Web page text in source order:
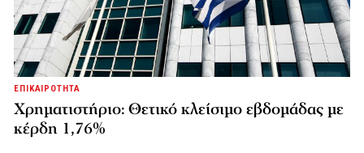
ΕΠΙΚΑΙΡΟΤΗΤΑ
Χρηματιστήριο: Θετικό κλείσιμο εβδομάδας με
κέρδη 1,76%